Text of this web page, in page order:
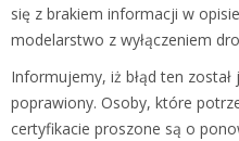
się z brakiem informacji w
modelarstwo z wyłączeniem
Informujemy, iż błąd ten
poprawiony. Osoby, które
certyfikacie proszone są o